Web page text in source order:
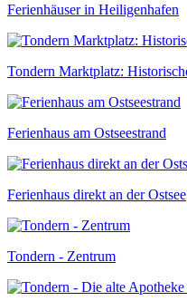
Ferienhäuser in Heiligenhafen
Tondern Marktplatz:
Ferienhaus am Ostseestrand
Ferienhaus direkt an der Ostsee
Tondern - Zentrum